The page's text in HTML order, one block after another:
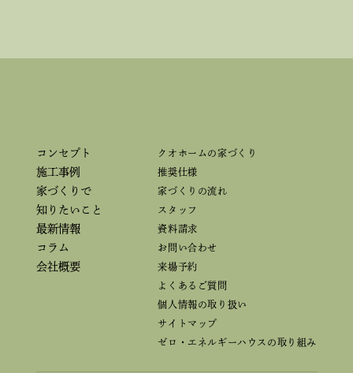
コンセプト
施工事例
家づくりで
知りたいこと
最新情報
コラム
会社概要
クオホームの家づくり
推奨仕様
家づくりの流れ
スタッフ
資料請求
お問い合わせ
来場予約
よくあるご質問
個人情報の取り扱い
サイトマップ
ゼロ・エネルギーハウスの取り組み